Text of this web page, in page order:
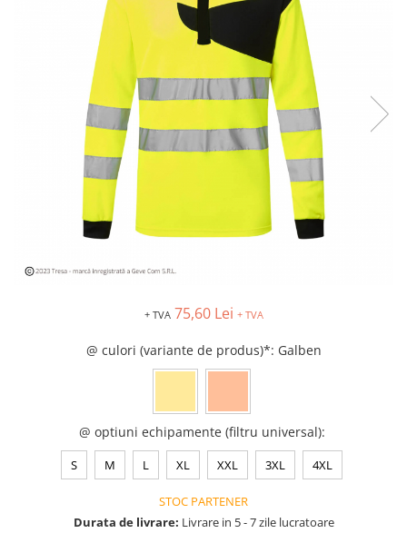
Costume | Combinezoane
Impermeabile
Pantaloni Impermeabili
Pelerine | Jachete Impermeabile
Imbracaminte TERMOIZOLANTĂ
Jachete Termoizolante
Pantaloni Termoizolanti
Costume | Combinezoane
Termoizolante
Veste Termoizolante
(HI-VIS)
Jachete reflectorizante (HI-VIS)
Costume reflectorizante (HI-VIS)
Veste reflectorizante (HI-VIS)
Tricouri si bluze reflectorizante (HI-
Fesuri, capisoane si sepci
reflectorizante (HI-VIS)
+ TVA 75,60 Lei + TVA
@ culori (variante de produs)*: Galben
@ optiuni echipamente (filtru universal):
S M L XL XXL 3XL 4XL
STOC PARTENER
Durata de livrare: Livrare in 5 - 7 zile lucratoare